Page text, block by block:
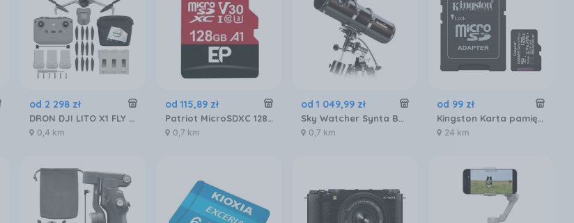
od 2 298 zł
DRON DJI LITO X1 FLY MORE COMBO (DJI RC-N3)
0,4 km
od 115,89 zł
Patriot MicroSDXC 128GB Class10 U3 (PEF128GEP31MCX)
0,7 km
od 1 049,99 zł
Sky Watcher Synta BK1309EQ2
0,7 km
od 99 zł
Kingston Karta pamięci microSD 128GB Canvas Select+ G3 150MB/s Adapter (SDCS3128GB)
24 km